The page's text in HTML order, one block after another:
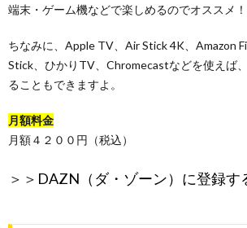
端末・ゲーム機などで楽しめるのでオススメ！
ちなみに、Apple TV、Air Stick 4K、Amazon
Stick、ひかりTV、Chromecastなどを使えば
ることもできますよ。
月額料金
月額４２００円（税込）
＞＞ DAZN（ダ・ゾーン）に登録す